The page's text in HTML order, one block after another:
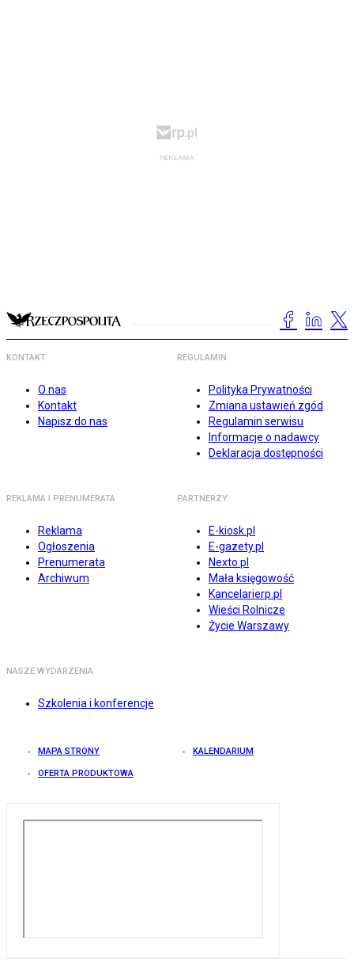
KONTAKT
O nas
Kontakt
Napisz do nas
REGULAMIN
Polityka Prywatności
Zmiana ustawień zgód
Regulamin serwisu
Informacje o nadawcy
Deklaracja dostępności
REKLAMA I PRENUMERATA
Reklama
Ogłoszenia
Prenumerata
Archiwum
PARTNERZY
E-kiosk.pl
E-gazety.pl
Nexto.pl
Mała księgowość
Kancelarierp.pl
Wieści Rolnicze
Życie Warszawy
NASZE WYDARZENIA
Szkolenia i konferencje
MAPA STRONY KALENDARIUM
OFERTA PRODUKTOWA